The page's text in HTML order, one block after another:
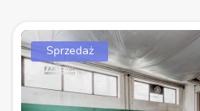
Sprzedaż